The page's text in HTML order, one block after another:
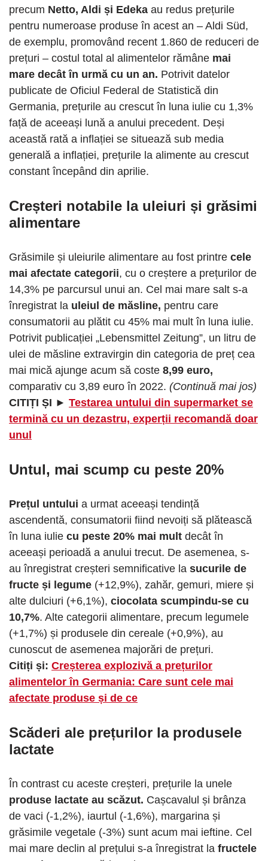
precum Netto, Aldi și Edeka au redus prețurile
pentru numeroase produse în acest an – Aldi Süd,
de exemplu, promovând recent 1.860 de reduceri de
prețuri – costul total al alimentelor rămâne mai
mare decât în urmă cu un an. Potrivit datelor
publicate de Oficiul Federal de Statistică din
Germania, prețurile au crescut în luna iulie cu 1,3%
față de aceeași lună a anului precedent. Deși
această rată a inflației se situează sub media
generală a inflației, prețurile la alimente au crescut
constant începând din aprilie.
Creșteri notabile la uleiuri și grăsimi
alimentare
Grăsimile și uleiurile alimentare au fost printre cele
mai afectate categorii, cu o creștere a prețurilor de
14,3% pe parcursul unui an. Cel mai mare salt s-a
înregistrat la uleiul de măsline, pentru care
consumatorii au plătit cu 45% mai mult în luna iulie.
Potrivit publicației „Lebensmittel Zeitung”, un litru de
ulei de măsline extravirgin din categoria de preț cea
mai mică ajunge acum să coste 8,99 euro,
comparativ cu 3,89 euro în 2022. (Continuă mai jos)
CITIȚI ȘI ► Testarea untului din supermarket se
termină cu un dezastru, experții recomandă doar
unul
Untul, mai scump cu peste 20%
Prețul untului a urmat aceeași tendință
ascendentă, consumatorii fiind nevoiți să plătească
în luna iulie cu peste 20% mai mult decât în
aceeași perioadă a anului trecut. De asemenea, s-
au înregistrat creșteri semnificative la sucurile de
fructe și legume (+12,9%), zahăr, gemuri, miere și
alte dulciuri (+6,1%), ciocolata scumpindu-se cu
10,7%. Alte categorii alimentare, precum legumele
(+1,7%) și produsele din cereale (+0,9%), au
cunoscut de asemenea majorări de prețuri.
Citiți și: Creșterea explozivă a prețurilor
alimentelor în Germania: Care sunt cele mai
afectate produse și de ce
Scăderi ale prețurilor la produsele
lactate
În contrast cu aceste creșteri, prețurile la unele
produse lactate au scăzut. Cașcavalul și brânza
de vaci (-1,2%), iaurtul (-1,6%), margarina și
grăsimile vegetale (-3%) sunt acum mai ieftine. Cel
mai mare declin al prețului s-a înregistrat la fructele